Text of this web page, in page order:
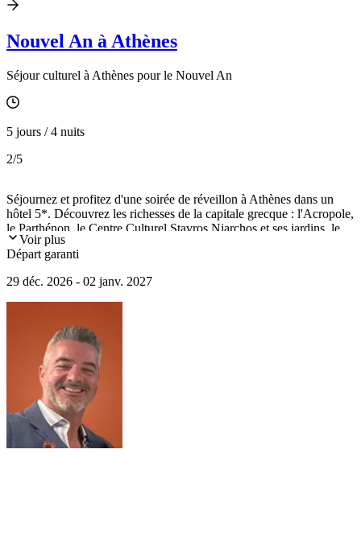
Nouvel An à Athènes
Séjour culturel à Athènes pour le Nouvel An
5 jours / 4 nuits
2/5
Séjournez et profitez d'une soirée de réveillon à Athènes dans un
hôtel 5*. Découvrez les richesses de la capitale grecque : l'Acropole,
le Parthénon, le Centre Culturel Stavros Niarchos et ses jardins, le
Mont Lycabette et le Cap Sounion.
Voir plus
Départ garanti
29 déc. 2026 - 02 janv. 2027